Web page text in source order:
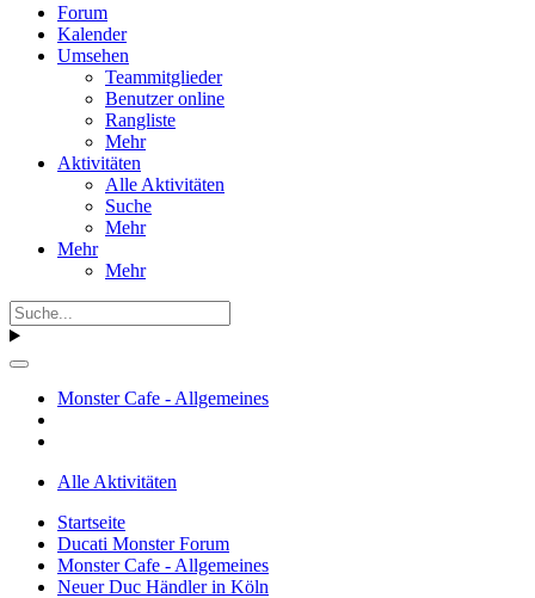
Forum
Kalender
Umsehen
Teammitglieder
Benutzer online
Rangliste
Mehr
Aktivitäten
Alle Aktivitäten
Suche
Mehr
Mehr
Mehr
Monster Cafe - Allgemeines
Alle Aktivitäten
Startseite
Ducati Monster Forum
Monster Cafe - Allgemeines
Neuer Duc Händler in Köln